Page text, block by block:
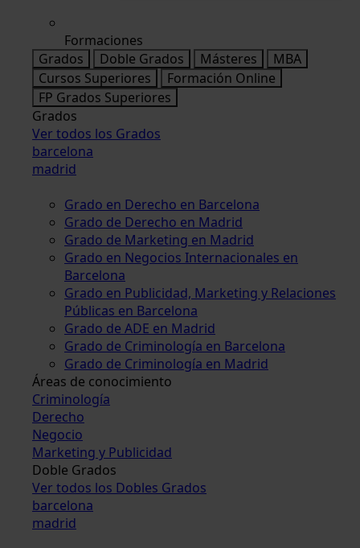
Formaciones
Grados
Doble Grados Másteres
MBA
Cursos Superiores
Formación Online
FP Grados Superiores
Grados
Ver todos los Grados
barcelona
madrid
Grado en Derecho en Barcelona
Grado de Derecho en Madrid
Grado de Marketing en Madrid
Grado en Negocios Internacionales en
Barcelona
Grado en Publicidad, Marketing y Relaciones
Públicas en Barcelona
Grado de ADE en Madrid
Grado de Criminología en Barcelona
Grado de Criminología en Madrid
Áreas de conocimiento
Criminología
Derecho
Negocio
Marketing y Publicidad
Doble Grados
Ver todos los Dobles Grados
barcelona
madrid